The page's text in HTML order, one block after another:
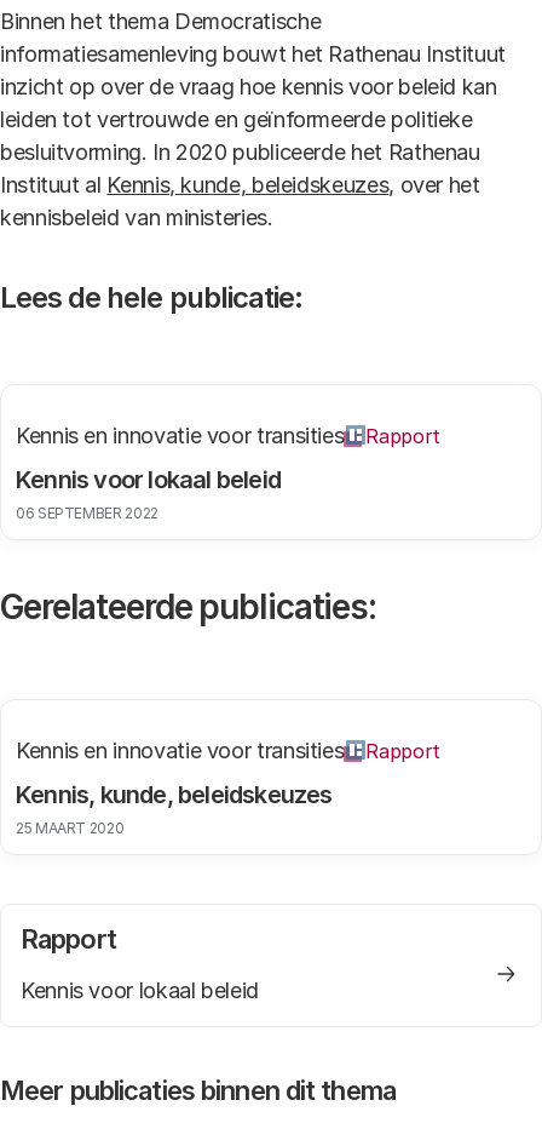
Binnen het thema Democratische
informatiesamenleving bouwt het Rathenau Instituut
inzicht op over de vraag hoe kennis voor beleid kan
leiden tot vertrouwde en geïnformeerde politieke
besluitvorming. In 2020 publiceerde het Rathenau
Instituut al Kennis, kunde, beleidskeuzes, over het
kennisbeleid van ministeries.
Lees de hele publicatie:
Kennis voor lokaal beleid
Kennis en innovatie voor transities Rapport
06 SEPTEMBER 2022
Gerelateerde publicaties:
Kennis, kunde, beleidskeuzes
Kennis en innovatie voor transities Rapport
25 MAART 2020
Rapport
Kennis voor lokaal beleid
Meer publicaties binnen dit thema